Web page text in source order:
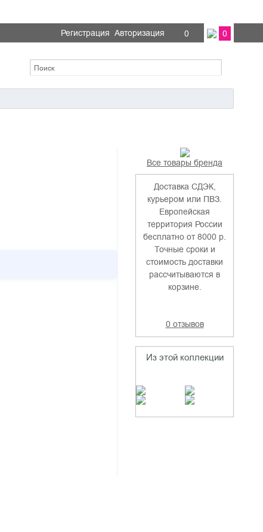
Регистрация Авторизация 0 0
Все товары бренда
Доставка СДЭК,
курьером или ПВЗ.
Европейская
территория России
бесплатно от 8000 р.
Точные сроки и
стоимость доставки
рассчитываются в
корзине.
0 отзывов
Из этой коллекции